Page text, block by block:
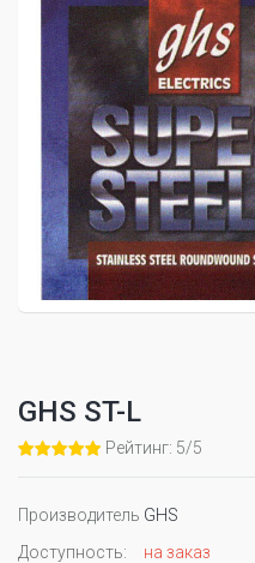
GHS ST-L
Рейтинг: 5/5
Производитель GHS
Доступность:
на заказ